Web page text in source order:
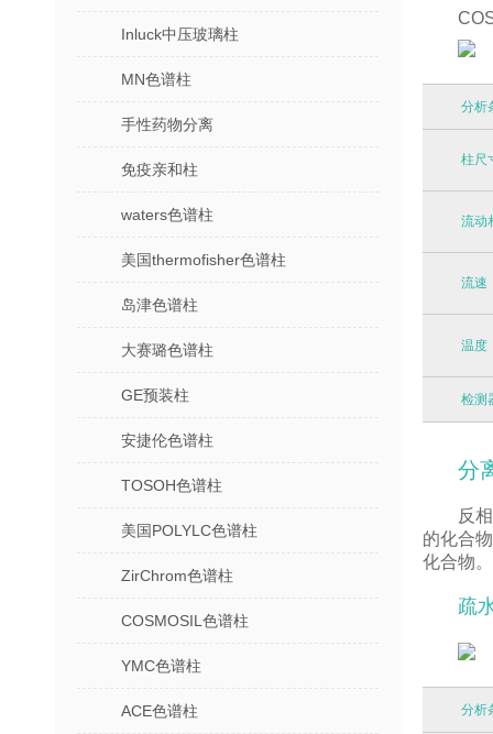
Inluck中压玻璃柱
MN色谱柱
手性药物分离
免疫亲和柱
waters色谱柱
美国thermofisher色谱柱
岛津色谱柱
大赛璐色谱柱
GE预装柱
安捷伦色谱柱
TOSOH色谱柱
美国POLYLC色谱柱
ZirChrom色谱柱
COSMOSIL色谱柱
YMC色谱柱
ACE色谱柱
分析
柱尺
流动
流速
温度
检测
分
反
的化合
化合物。
疏
分析